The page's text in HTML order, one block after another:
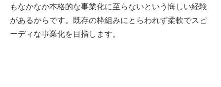
もなかなか本格的な事業化に至らないという悔しい経験
があるからです。既存の枠組みにとらわれず柔軟でスピ
ーディな事業化を目指します。